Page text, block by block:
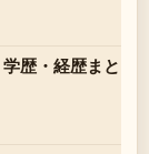
歴・経歴まと